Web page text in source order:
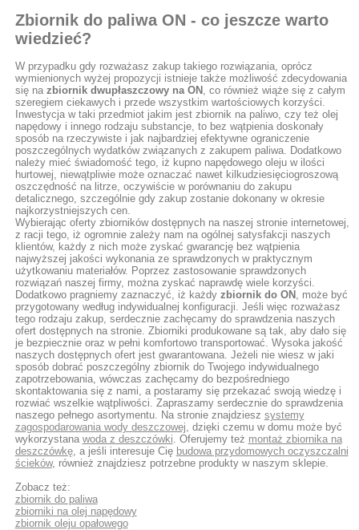
Zbiornik do paliwa ON - co jeszcze warto
wiedzieć?
W przypadku gdy rozważasz zakup takiego rozwiązania, oprócz
wymienionych wyżej propozycji istnieje także możliwość zdecydowania
się na zbiornik dwupłaszczowy na ON , co również wiąże się z całym
szeregiem ciekawych i przede wszystkim wartościowych korzyści.
Inwestycja w taki przedmiot jakim jest zbiornik na paliwo, czy też olej
napędowy i innego rodzaju substancje, to bez wątpienia doskonały
sposób na rzeczywiste i jak najbardziej efektywne ograniczenie
poszczególnych wydatków związanych z zakupem paliwa. Dodatkowo
należy mieć świadomość tego, iż kupno napędowego oleju w ilości
hurtowej, niewątpliwie może oznaczać nawet kilkudziesięciogroszową
oszczędność na litrze, oczywiście w porównaniu do zakupu
detalicznego, szczególnie gdy zakup zostanie dokonany w okresie
najkorzystniejszych cen.
Wybierając oferty zbiorników dostępnych na naszej stronie internetowej,
z racji tego, iż ogromnie zależy nam na ogólnej satysfakcji naszych
klientów, każdy z nich może zyskać gwarancję bez wątpienia
najwyższej jakości wykonania ze sprawdzonych w praktycznym
użytkowaniu materiałów. Poprzez zastosowanie sprawdzonych
rozwiązań naszej firmy, można zyskać naprawdę wiele korzyści.
Dodatkowo pragniemy zaznaczyć, iż każdy zbiornik do ON , może być
przygotowany według indywidualnej konfiguracji. Jeśli więc rozważasz
tego rodzaju zakup, serdecznie zachęcamy do sprawdzenia naszych
ofert dostępnych na stronie. Zbiorniki produkowane są tak, aby dało się
je bezpiecznie oraz w pełni komfortowo transportować. Wysoka jakość
naszych dostępnych ofert jest gwarantowana. Jeżeli nie wiesz w jaki
sposób dobrać poszczególny zbiornik do Twojego indywidualnego
zapotrzebowania, wówczas zachęcamy do bezpośredniego
skontaktowania się z nami, a postaramy się przekazać swoją wiedzę i
rozwiać wszelkie wątpliwości. Zapraszamy serdecznie do sprawdzenia
naszego pełnego asortymentu. Na stronie znajdziesz systemy
zagospodarowania wody deszczowej, dzięki czemu w domu może być
wykorzystana woda z deszczówki. Oferujemy też montaż zbiornika na
deszczówkę, a jeśli interesuje Cię budowa przydomowych oczyszczalni
ścieków, również znajdziesz potrzebne produkty w naszym sklepie.
Zobacz też:
zbiornik do paliwa
zbiorniki na olej napędowy
zbiornik oleju opałowego